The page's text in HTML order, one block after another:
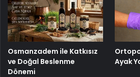
Osmanzadem ile Katkısız
ve Doğal Beslenme
Dönemi
Ayak